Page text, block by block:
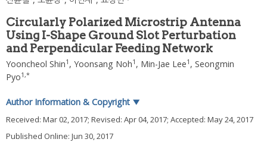
Circularly Polarized Microstrip Antenna
Using I-Shape Ground Slot Perturbation
and Perpendicular Feeding Network
Yooncheol Shin1 , Yoonsang Noh1 , Min-Jae Lee1 , Seongmin
Pyo1,*
Author Information & Copyright ▼
Received: Mar 02, 2017; Revised: Apr 04, 2017; Accepted: May 24, 2017
Published Online: Jun 30, 2017